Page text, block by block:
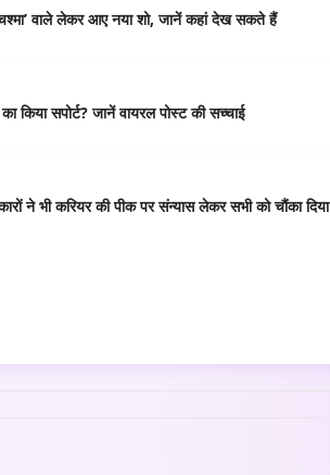
वाले लेकर आए नया शो, जानें कहां देख सकते हैं
किया सपोर्ट? जानें वायरल पोस्ट की सच्चाई
ने भी करियर की पीक पर संन्यास लेकर सभी को चौंका दिया